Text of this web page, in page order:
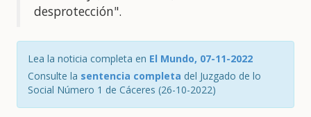
desprotección".
Lea la noticia completa en El Mundo, 07-11-2022
Consulte la sentencia completa del Juzgado de lo
Social Número 1 de Cáceres (26-10-2022)